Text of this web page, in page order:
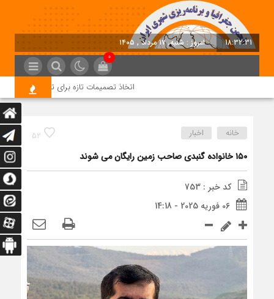
18:32:31 امروز : شنبه, ۱۷ مرداد , ۱۴۰۵
0
اتخاذ تصمیمات تازه برای تسریع در روند
52 خانه اخبار
۱۵۰ خانواده گنبدی صاحب زمین رایگان می شوند
کد خبر : 753
06 فوریه 2025 - 14:18